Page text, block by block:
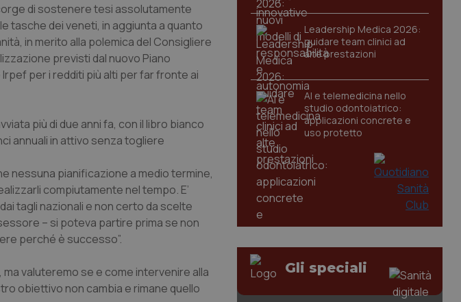
di sostenere tesi assolutamente
tasche dei veneti, in aggiunta a quanto
in merito alla polemica del Consigliere
previsti dal nuovo Piano
per i redditi più alti per far fronte ai
più di due anni fa, con il libro bianco
annuali in attivo senza togliere
nessuna pianificazione a medio termine,
compiutamente nel tempo. E’
tagli nazionali e non certo da scelte
– si poteva partire prima se non
perché è successo”.
ma valuteremo se e come intervenire alla
obiettivo non cambia e rimane quello
Leadership Medica 2026:
guidare team clinici ad
alte prestazioni
AI e telemedicina nello
studio odontoiatrico:
applicazioni concrete e
uso protetto
Gli speciali